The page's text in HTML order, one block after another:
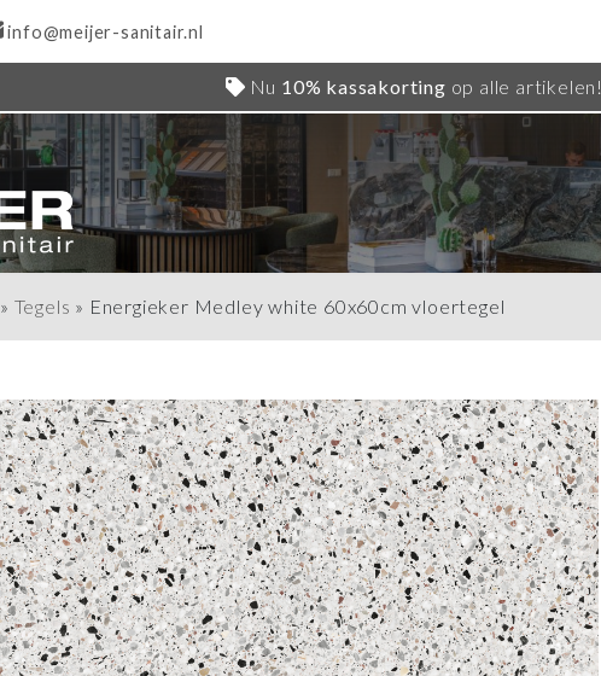
info@meijer-sanitair.nl
Nu 10% kassakorting op alle artikelen!
» Tegels » Energieker Medley white 60x60cm vloertegel